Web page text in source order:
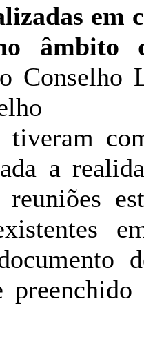
em
âmbito
Conselho
tiveram
a